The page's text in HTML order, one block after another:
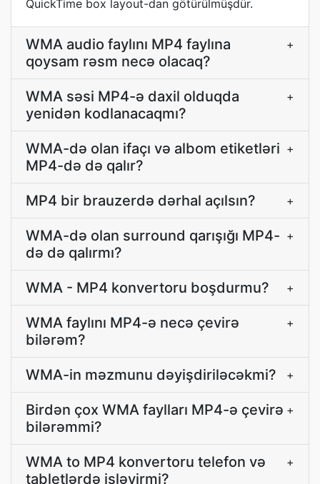
QuickTime box layout-dan götürülmüşdür.
WMA audio faylını MP4 faylına
qoysam rəsm necə olacaq?
+
WMA səsi MP4-ə daxil olduqda
yenidən kodlanacaqmı?
+
WMA-də olan ifaçı və albom etiketləri
MP4-də də qalır?
+
MP4 bir brauzerdə dərhal açılsın? +
WMA-də olan surround qarışığı MP4-
də də qalırmı?
+
WMA - MP4 konvertoru boşdurmu? +
WMA faylını MP4-ə necə çevirə
bilərəm?
+
WMA-in məzmunu dəyişdiriləcəkmi? +
Birdən çox WMA faylları MP4-ə çevirə
bilərəmmi?
+
WMA to MP4 konvertoru telefon və
tabletlərdə işləyirmi?
+